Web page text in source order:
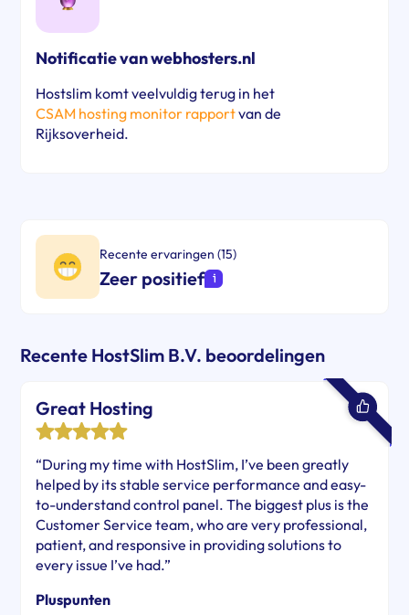
Notificatie van webhosters.nl
Hostslim komt veelvuldig terug in het
CSAM hosting monitor rapportvan de
Rijksoverheid.
Recente ervaringen (15)
Zeer positief
Recente HostSlim B.V. beoordelingen
Great Hosting
“During my time with HostSlim, I’ve been greatly
helped by its stable service performance and easy-
to-understand control panel. The biggest plus is the
Customer Service team, who are very professional,
patient, and responsive in providing solutions to
every issue I’ve had.”
Pluspunten